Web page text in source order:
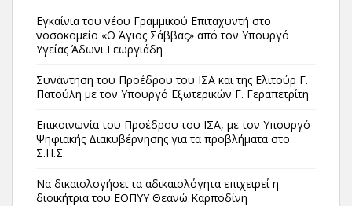
Εγκαίνια του νέου Γραμμικού Επιταχυντή στο
νοσοκομείο «Ο Άγιος Σάββας» από τον Υπουργό
Υγείας Άδωνι Γεωργιάδη
Συνάντηση του Προέδρου του ΙΣΑ και της Ελιτούρ Γ.
Πατούλη με τον Υπουργό Εξωτερικών Γ. Γεραπετρίτη
Επικοινωνία του Προέδρου του ΙΣΑ, με τον Υπουργό
Ψηφιακής Διακυβέρνησης για τα προβλήματα στο
Σ.Η.Σ.
Να δικαιολογήσει τα αδικαιολόγητα επιχειρεί η
διοικήτρια του ΕΟΠΥΥ Θεανώ Καρποδίνη